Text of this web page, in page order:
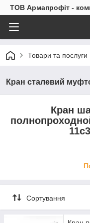
ТОВ Армапрофіт -
Товари та послуги
Кран сталевий
Кран
Цельносварной кран
Рабочая среда:
Сортування